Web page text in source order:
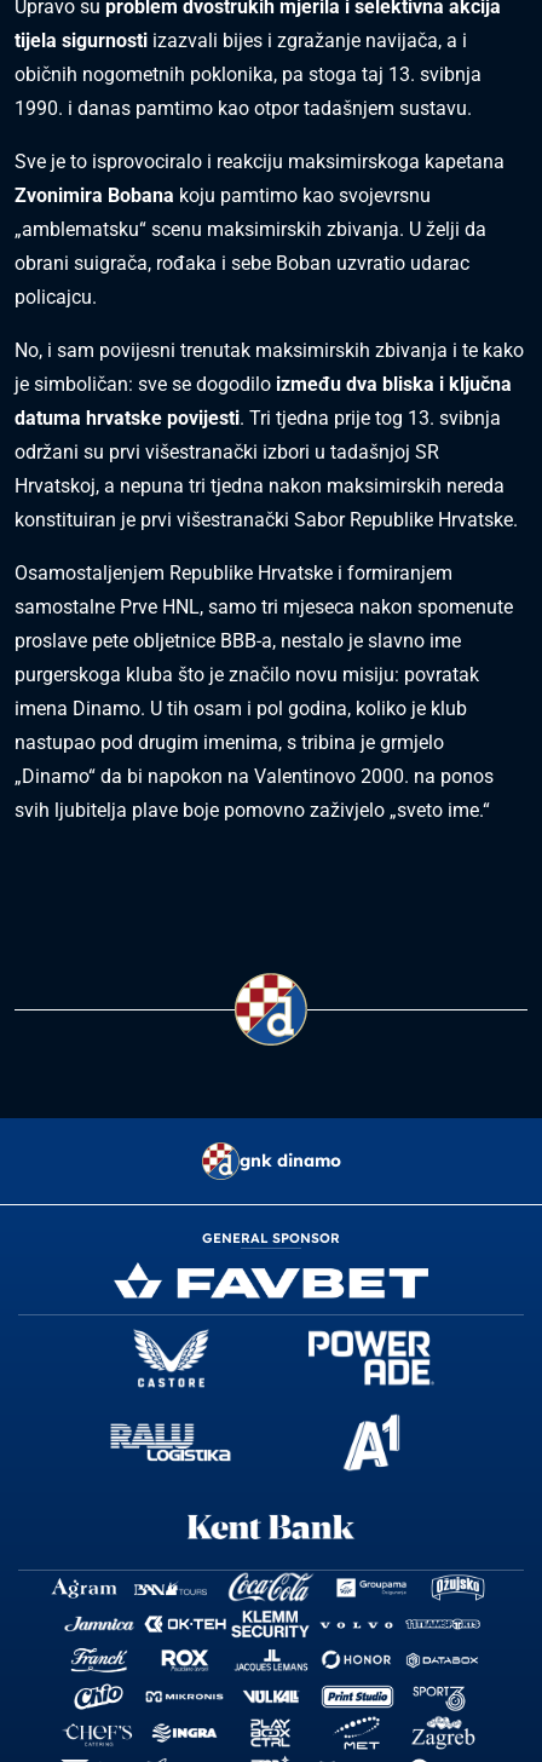
Upravo su problem dvostrukih mjerila i selektivna akcija
tijela sigurnosti izazvali bijes i zgražanje navijača, a i
običnih nogometnih poklonika, pa stoga taj 13. svibnja
1990. i danas pamtimo kao otpor tadašnjem sustavu.
Sve je to isprovociralo i reakciju maksimirskoga kapetana
Zvonimira Bobana koju pamtimo kao svojevrsnu
„amblematsku“ scenu maksimirskih zbivanja. U želji da
obrani suigrača, rođaka i sebe Boban uzvratio udarac
policajcu.
No, i sam povijesni trenutak maksimirskih zbivanja i te kako
je simboličan: sve se dogodilo između dva bliska i ključna
datuma hrvatske povijesti. Tri tjedna prije tog 13. svibnja
održani su prvi višestranački izbori u tadašnjoj SR
Hrvatskoj, a nepuna tri tjedna nakon maksimirskih nereda
konstituiran je prvi višestranački Sabor Republike Hrvatske.
Osamostaljenjem Republike Hrvatske i formiranjem
samostalne Prve HNL, samo tri mjeseca nakon spomenute
proslave pete obljetnice BBB-a, nestalo je slavno ime
purgerskoga kluba što je značilo novu misiju: povratak
imena Dinamo. U tih osam i pol godina, koliko je klub
nastupao pod drugim imenima, s tribina je grmjelo
„Dinamo“ da bi napokon na Valentinovo 2000. na ponos
svih ljubitelja plave boje pomovno zaživjelo „sveto ime.“
gnk dinamo
GENERAL SPONSOR